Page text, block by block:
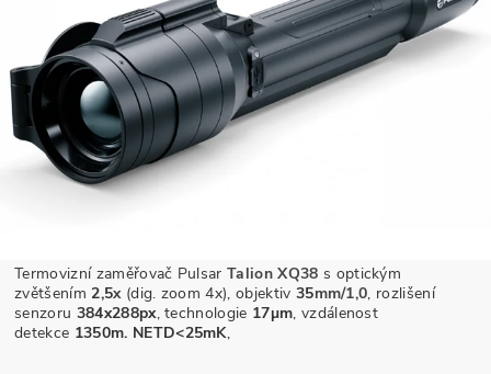
Termovizní zaměřovač PulsarTalion XQ38 s optickým
zvětšením 2,5x (dig. zoom 4x), objektiv 35mm/1,0, rozlišení
senzoru 384x288px, technologie 17µm, vzdálenost
detekce 1350m. NETD<25mK,